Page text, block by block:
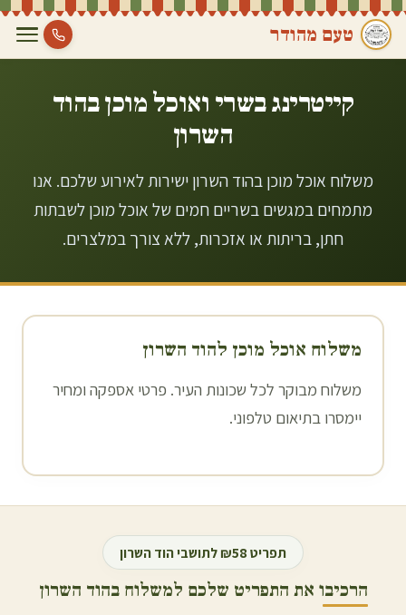
טעם מהודר
קייטרינג בשרי ואוכל מוכן בהוד
השרון
משלוח אוכל מוכן בהוד השרון ישירות לאירוע שלכם. אנו
מתמחים במגשים בשריים חמים של אוכל מוכן לשבתות
חתן, בריתות או אזכרות, ללא צורך במלצרים.
משלוח אוכל מוכן להוד השרון
משלוח מבוקר לכל שכונות העיר. פרטי אספקה ומחיר
יימסרו בתיאום טלפוני.
תפריט ₪58 לתושבי הוד השרון
הרכיבו את התפריט שלכם למשלוח בהוד השרון